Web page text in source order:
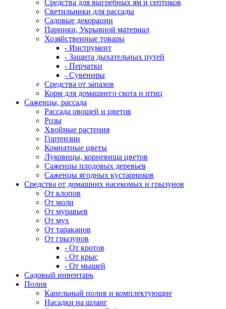
Средства для выгребных ям и септиков
Светильники для рассады
Садовые декорации
Парники, Укрывной материал
Хозяйственные товары
- Инструмент
- Защита дыхательных путей
- Перчатки
- Сувениры
Средства от запахов
Корм для домашнего скота и птиц
Саженцы, рассада
Рассада овощей и цветов
Розы
Хвойные растения
Гортензии
Комнатные цветы
Луковицы, корневища цветов
Саженцы плодовых деревьев
Саженцы ягодных кустарников
Средства от домашних насекомых и грызунов
От клопов
От моли
От муравьев
От мух
От тараканов
От грызунов
- От кротов
- От крыс
- От мышей
Садовый инвентарь
Полив
Капельный полив и комплектующие
Насадки на шланг